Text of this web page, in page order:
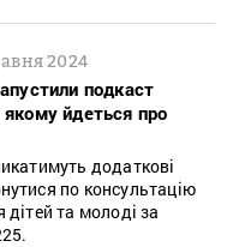
2024
подкаст
йдеться про
додаткові
по консультацію
та молоді за